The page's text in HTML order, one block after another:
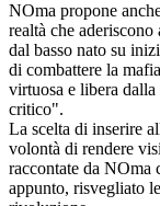
NOma propone
realtà che
dal basso nato su
di combattere la
virtuosa e libera
critico".
La scelta di inserire
volontà di rendere
raccontate da NOma
appunto, risvegliato